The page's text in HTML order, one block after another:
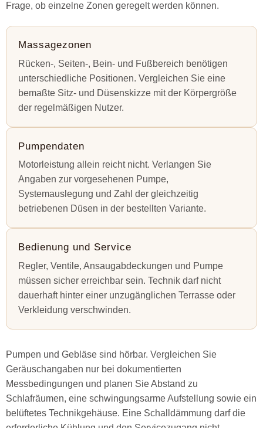
Frage, ob einzelne Zonen geregelt werden können.
Massagezonen
Rücken-, Seiten-, Bein- und Fußbereich benötigen
unterschiedliche Positionen. Vergleichen Sie eine
bemaßte Sitz- und Düsenskizze mit der Körpergröße
der regelmäßigen Nutzer.
Pumpendaten
Motorleistung allein reicht nicht. Verlangen Sie
Angaben zur vorgesehenen Pumpe,
Systemauslegung und Zahl der gleichzeitig
betriebenen Düsen in der bestellten Variante.
Bedienung und Service
Regler, Ventile, Ansaugabdeckungen und Pumpe
müssen sicher erreichbar sein. Technik darf nicht
dauerhaft hinter einer unzugänglichen Terrasse oder
Verkleidung verschwinden.
Pumpen und Gebläse sind hörbar. Vergleichen Sie
Geräuschangaben nur bei dokumentierten
Messbedingungen und planen Sie Abstand zu
Schlafräumen, eine schwingungsarme Aufstellung sowie ein
belüftetes Technikgehäuse. Eine Schalldämmung darf die